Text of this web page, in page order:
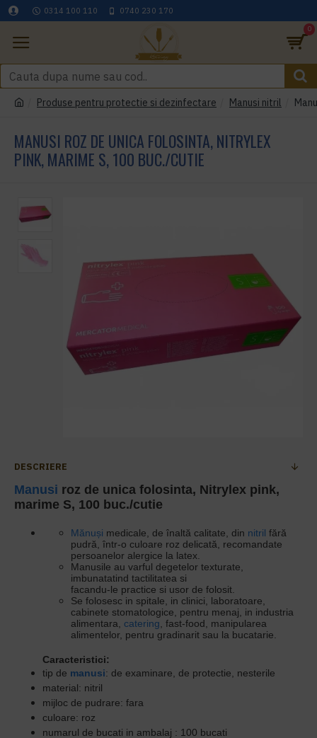
0314 100 110 0740 230 170
0
Produse pentru protectie si dezinfectare Manusi nitril
MANUSI ROZ DE UNICA FOLOSINTA, NITRYLEX
PINK, MARIME S, 100 BUC./CUTIE
DESCRIERE
Manusi roz de unica folosinta, Nitrylex pink,
marime S, 100 buc./cutie
Mănuși medicale, de înaltă calitate, din nitril fără
pudră, într-o culoare roz delicată, recomandate
persoanelor alergice la latex.
Manusile au varful degetelor texturate,
imbunatatind tactilitatea si
facandu-le practice si usor de folosit.
Se folosesc in spitale, in clinici, laboratoare,
cabinete stomatologice, pentru menaj, in industria
alimentara, catering , fast-food, manipularea
alimentelor, pentru gradinarit sau la bucatarie.
Caracteristici:
tip de manusi: de examinare, de protectie, nesterile
material: nitril
mijloc de pudrare: fara
culoare: roz
numarul de bucati in ambalaj : 100 bucati